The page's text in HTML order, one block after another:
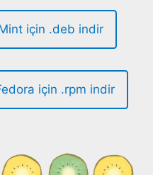
için .deb indir
için .rpm indir